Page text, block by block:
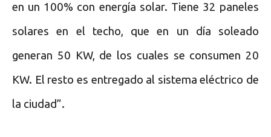
en un 100% con energía solar. Tiene 32 paneles
solares en el techo, que en un día soleado
generan 50 KW, de los cuales se consumen 20
KW. El resto es entregado al sistema eléctrico de
la ciudad”.